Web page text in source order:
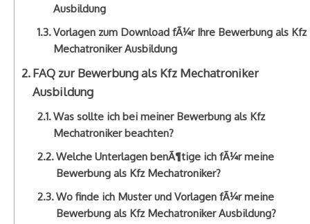
Ausbildung
Vorlagen zum Download fÃ¼r Ihre Bewerbung als Kfz
Mechatroniker Ausbildung
FAQ zur Bewerbung als Kfz Mechatroniker
Ausbildung
Was sollte ich bei meiner Bewerbung als Kfz
Mechatroniker beachten?
Welche Unterlagen benÃ¶tige ich fÃ¼r meine
Bewerbung als Kfz Mechatroniker?
Wo finde ich Muster und Vorlagen fÃ¼r meine
Bewerbung als Kfz Mechatroniker Ausbildung?